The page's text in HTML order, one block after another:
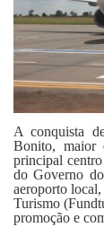
A conquista
Bonito, maior
principal
do Governo
aeroporto local,
Turismo
promoção e